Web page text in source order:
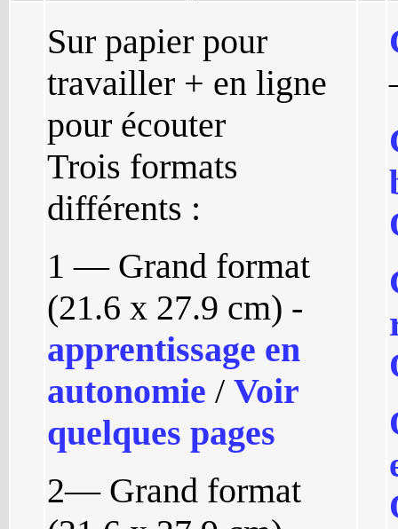
Sur papier pour
travailler + en ligne
pour écouter
Trois formats
différents :
1 — Grand format
(21.6 x 27.9 cm) -
apprentissage en
autonomie / Voir
quelques pages
2— Grand format